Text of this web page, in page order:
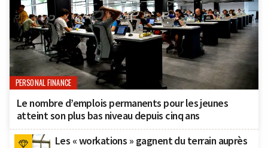
PERSONAL FINANCE
Le nombre d’emplois permanents pour les jeunes
atteint son plus bas niveau depuis cinq ans
Les « workations » gagnent du terrain auprès